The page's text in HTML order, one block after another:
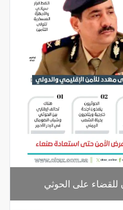
للقضاء على الحوثي